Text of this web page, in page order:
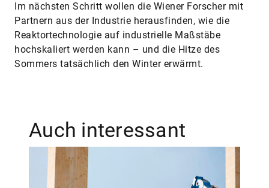
Im nächsten Schritt wollen die Wiener Forscher mit
Partnern aus der Industrie herausfinden, wie die
Reaktortechnologie auf industrielle Maßstäbe
hochskaliert werden kann – und die Hitze des
Sommers tatsächlich den Winter erwärmt.
Auch interessant